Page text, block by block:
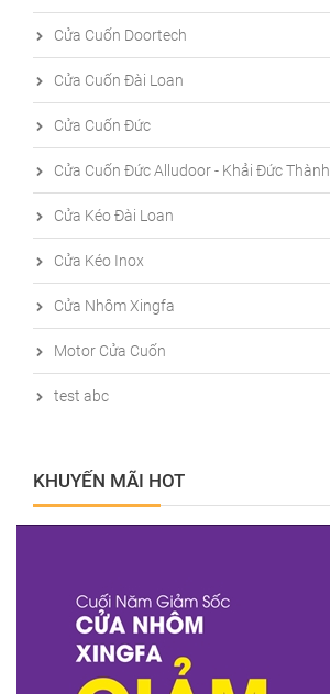
Cửa Cuốn Doortech
Cửa Cuốn Đài Loan
Cửa Cuốn Đức
Cửa Cuốn Đức Alludoor - Khải Đức Thành
Cửa Kéo Đài Loan
Cửa Kéo Inox
Cửa Nhôm Xingfa
Motor Cửa Cuốn
test abc
KHUYẾN MÃI HOT